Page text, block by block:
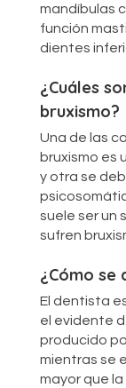
mandíbulas
función
dientes
¿Cuáles
bruxismo?
Una de las
bruxismo es
y otra se
suele ser un
sufren
¿Cómo se
El dentista
el evidente
producido
mientras se
mayor que